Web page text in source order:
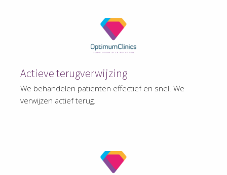
Actieve terugverwijzing
We behandelen patiënten effectief en snel. We
verwijzen actief terug.